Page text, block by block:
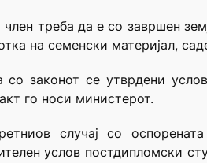
треба да е со завршен
на семенски материјал,
со законот се утврдени
го носи министерот.
случај со
услов постдипломски